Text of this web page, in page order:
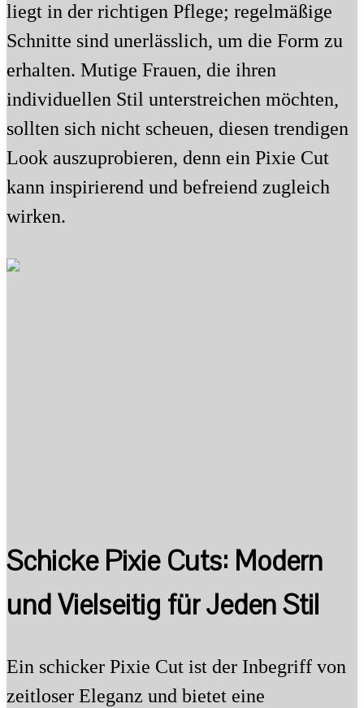
liegt in der richtigen Pflege; regelmäßige
Schnitte sind unerlässlich, um die Form zu
erhalten. Mutige Frauen, die ihren
individuellen Stil unterstreichen möchten,
sollten sich nicht scheuen, diesen trendigen
Look auszuprobieren, denn ein Pixie Cut
kann inspirierend und befreiend zugleich
wirken.
Schicke Pixie Cuts: Modern
und Vielseitig für Jeden Stil
Ein schicker Pixie Cut ist der Inbegriff von
zeitloser Eleganz und bietet eine